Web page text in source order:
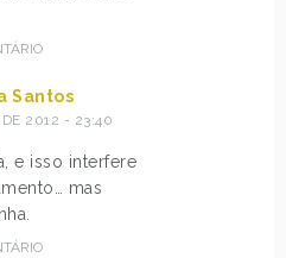
Santos
DE 2012 - 23:40
e isso interfere
mas